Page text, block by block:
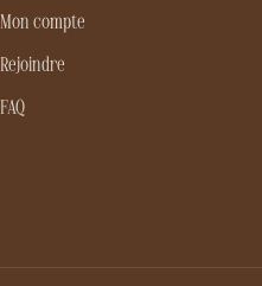
Mon compte
Rejoindre
FAQ